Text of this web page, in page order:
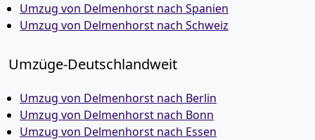
Umzug von Delmenhorst nach Spanien
Umzug von Delmenhorst nach Schweiz
Umzüge-Deutschlandweit
Umzug von Delmenhorst nach Berlin
Umzug von Delmenhorst nach Bonn
Umzug von Delmenhorst nach Essen